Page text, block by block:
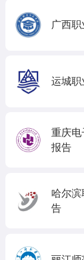
广西
运城
重庆
报告
哈尔
告